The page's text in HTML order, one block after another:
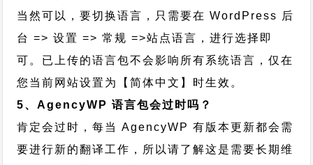
当然可以，要切换语言，只需要在 WordPress 后
台 => 设置 => 常规 =>站点语言，进行选择即
可。已上传的语言包不会影响所有系统语言，仅在
您当前网站设置为【简体中文】时生效。
5、AgencyWP 语言包会过时吗？
肯定会过时，每当 AgencyWP 有版本更新都会需
要进行新的翻译工作，所以请了解这是需要长期维